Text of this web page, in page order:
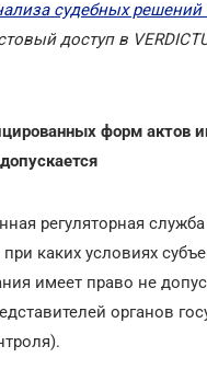
судебных решений
доступ в
форм актов
регуляторная
каких условиях
имеет право не
органов